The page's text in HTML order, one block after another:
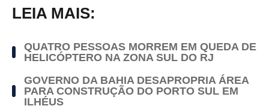
LEIA MAIS:
QUATRO PESSOAS MORREM EM QUEDA DE
HELICÓPTERO NA ZONA SUL DO RJ
GOVERNO DA BAHIA DESAPROPRIA ÁREA
PARA CONSTRUÇÃO DO PORTO SUL EM
ILHÉUS